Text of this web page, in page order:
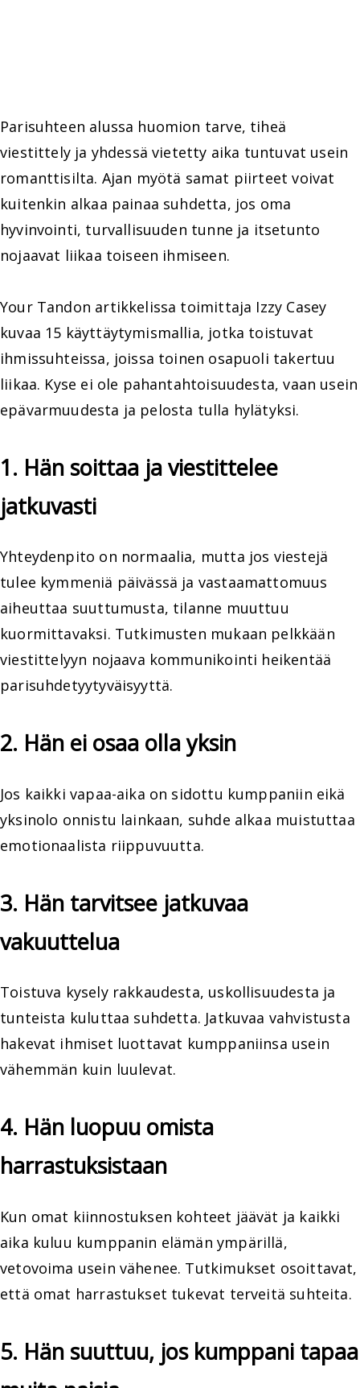
Parisuhteen alussa huomion tarve, tiheä
viestittely ja yhdessä vietetty aika tuntuvat usein
romanttisilta. Ajan myötä samat piirteet voivat
kuitenkin alkaa painaa suhdetta, jos oma
hyvinvointi, turvallisuuden tunne ja itsetunto
nojaavat liikaa toiseen ihmiseen.
Your Tandon artikkelissa toimittaja Izzy Casey
kuvaa 15 käyttäytymismallia, jotka toistuvat
ihmissuhteissa, joissa toinen osapuoli takertuu
liikaa. Kyse ei ole pahantahtoisuudesta, vaan usein
epävarmuudesta ja pelosta tulla hylätyksi.
1. Hän soittaa ja viestittelee
jatkuvasti
Yhteydenpito on normaalia, mutta jos viestejä
tulee kymmeniä päivässä ja vastaamattomuus
aiheuttaa suuttumusta, tilanne muuttuu
kuormittavaksi. Tutkimusten mukaan pelkkään
viestittelyyn nojaava kommunikointi heikentää
parisuhdetyytyväisyyttä.
2. Hän ei osaa olla yksin
Jos kaikki vapaa-aika on sidottu kumppaniin eikä
yksinolo onnistu lainkaan, suhde alkaa muistuttaa
emotionaalista riippuvuutta.
3. Hän tarvitsee jatkuvaa
vakuuttelua
Toistuva kysely rakkaudesta, uskollisuudesta ja
tunteista kuluttaa suhdetta. Jatkuvaa vahvistusta
hakevat ihmiset luottavat kumppaniinsa usein
vähemmän kuin luulevat.
4. Hän luopuu omista
harrastuksistaan
Kun omat kiinnostuksen kohteet jäävät ja kaikki
aika kuluu kumppanin elämän ympärillä,
vetovoima usein vähenee. Tutkimukset osoittavat,
että omat harrastukset tukevat terveitä suhteita.
5. Hän suuttuu, jos kumppani tapaa